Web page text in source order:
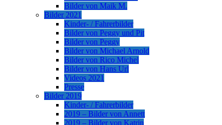
Bilder von Maik M.
Bilder 2021
Kinder- / Fahrerbilder
Bilder von Peggy und Pit
Bilder von Peggy
Bilder von Michael Arnold
Bilder von Rico Michel
Bilder von Hans Url
Videos 2021
Presse
Bilder 2019
Kinder- / Fahrerbilder
2019 – Bilder von Annett
2019 – Bilder von Katrin